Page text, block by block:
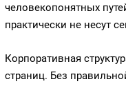
человекопонятных
практически не несут
Корпоративная
страниц. Без